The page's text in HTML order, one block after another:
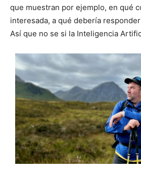
que muestran por ejemplo, en qué
interesada, a qué debería
Así que no se si la Inteligencia